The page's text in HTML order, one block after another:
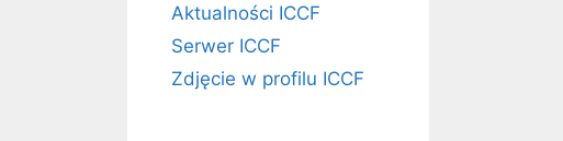
Aktualności ICCF
Serwer ICCF
Zdjęcie w profilu ICCF